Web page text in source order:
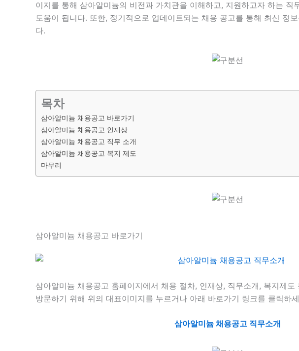
이지를 통해 삼아알미늄의 비전과 가치관을 이해하고, 지원하고자 하는 직
도움이 됩니다. 또한, 정기적으로 업데이트되는 채용 공고를 통해 최신 정
다.
목차
삼아알미늄 채용공고 바로가기
삼아알미늄 채용공고 인재상
삼아알미늄 채용공고 직무 소개
삼아알미늄 채용공고 복지 제도
마무리
삼아알미늄 채용공고 바로가기
삼아알미늄 채용공고 홈페이지에서 채용 절차, 인재상, 직무소개, 복지제
방문하기 위해 위의 대표이미지를 누르거나 아래 바로가기 링크를 클릭하
삼아알미늄 채용공고 직무소개